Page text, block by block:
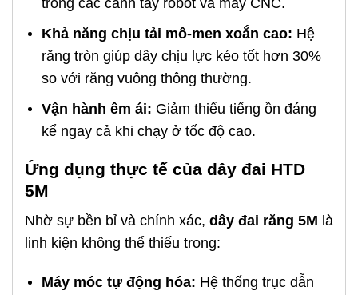
trong các cánh tay robot và máy CNC.
Khả năng chịu tải mô-men xoắn cao: Hệ
răng tròn giúp dây chịu lực kéo tốt hơn 30%
so với răng vuông thông thường.
Vận hành êm ái: Giảm thiểu tiếng ồn đáng
kể ngay cả khi chạy ở tốc độ cao.
Ứng dụng thực tế của dây đai HTD
5M
Nhờ sự bền bỉ và chính xác, dây đai răng 5M là
linh kiện không thể thiếu trong:
Máy móc tự động hóa: Hệ thống trục dẫn